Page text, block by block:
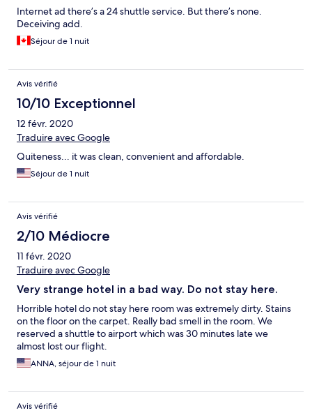
Internet ad there’s a 24 shuttle service. But there’s none.
Deceiving add.
Séjour de 1 nuit
Avis vérifié
10/10 Exceptionnel
12 févr. 2020
Traduire avec Google
Quiteness... it was clean, convenient and affordable.
Séjour de 1 nuit
Avis vérifié
2/10 Médiocre
11 févr. 2020
Traduire avec Google
Very strange hotel in a bad way. Do not stay here.
Horrible hotel do not stay here room was extremely dirty. Stains
on the floor on the carpet. Really bad smell in the room. We
reserved a shuttle to airport which was 30 minutes late we
almost lost our flight.
ANNA, séjour de 1 nuit
Avis vérifié